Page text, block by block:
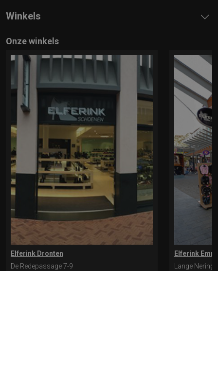
Winkels
Onze winkels
Elferink Dronten
De Redepassage 7-9
Elferink
Lange Nering